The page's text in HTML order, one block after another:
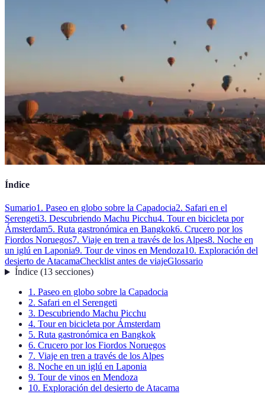
Índice
Sumario1. Paseo en globo sobre la Capadocia2. Safari en el
Serengeti3. Descubriendo Machu Picchu4. Tour en bicicleta por
Ámsterdam5. Ruta gastronómica en Bangkok6. Crucero por los
Fiordos Noruegos7. Viaje en tren a través de los Alpes8. Noche en
un iglú en Laponia9. Tour de vinos en Mendoza10. Exploración del
desierto de AtacamaChecklist antes de viajeGlossario
Índice(13 secciones)
1. Paseo en globo sobre la Capadocia
2. Safari en el Serengeti
3. Descubriendo Machu Picchu
4. Tour en bicicleta por Ámsterdam
5. Ruta gastronómica en Bangkok
6. Crucero por los Fiordos Noruegos
7. Viaje en tren a través de los Alpes
8. Noche en un iglú en Laponia
9. Tour de vinos en Mendoza
10. Exploración del desierto de Atacama